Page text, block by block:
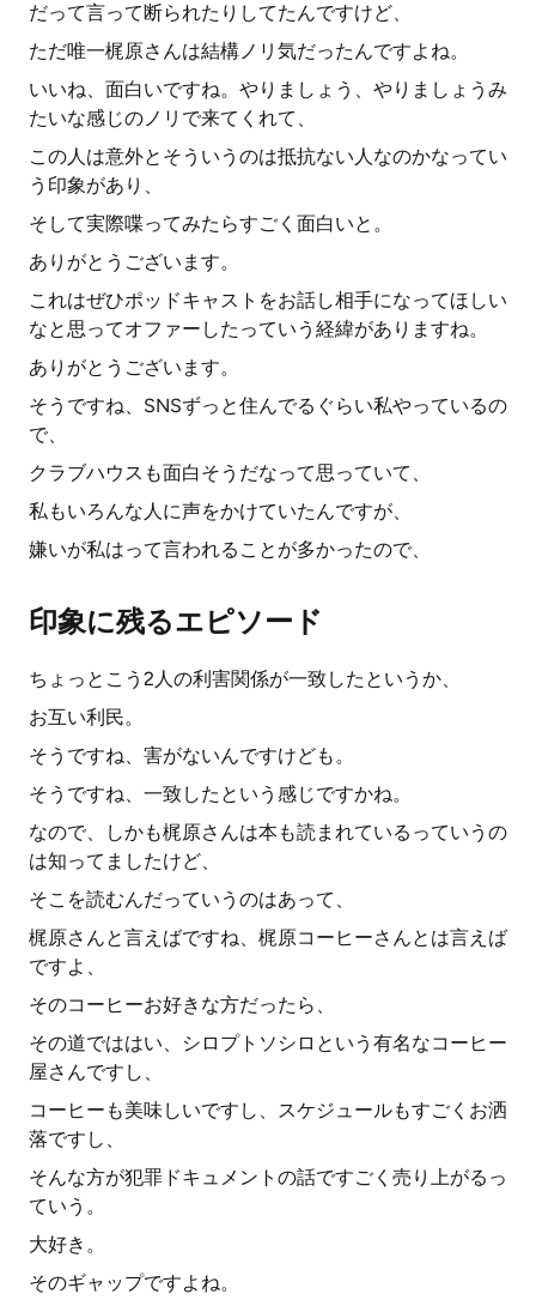
だって言って断られたりしてたんですけど、
ただ唯一梶原さんは結構ノリ気だったんですよね。
いいね、面白いですね。やりましょう、やりましょうみ
たいな感じのノリで来てくれて、
この人は意外とそういうのは抵抗ない人なのかなってい
う印象があり、
そして実際喋ってみたらすごく面白いと。
ありがとうございます。
これはぜひポッドキャストをお話し相手になってほしい
なと思ってオファーしたっていう経緯がありますね。
ありがとうございます。
そうですね、SNSずっと住んでるぐらい私やっているの
で、
クラブハウスも面白そうだなって思っていて、
私もいろんな人に声をかけていたんですが、
嫌いが私はって言われることが多かったので、
印象に残るエピソード
ちょっとこう2人の利害関係が一致したというか、
お互い利民。
そうですね、害がないんですけども。
そうですね、一致したという感じですかね。
なので、しかも梶原さんは本も読まれているっていうの
は知ってましたけど、
そこを読むんだっていうのはあって、
梶原さんと言えばですね、梶原コーヒーさんとは言えば
ですよ、
そのコーヒーお好きな方だったら、
その道でははい、シロプトソシロという有名なコーヒー
屋さんですし、
コーヒーも美味しいですし、スケジュールもすごくお洒
落ですし、
そんな方が犯罪ドキュメントの話ですごく売り上がるっ
ていう。
大好き。
そのギャップですよね。